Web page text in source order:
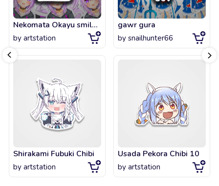
Nekomata Okayu smile - hololive
by artstation
Shirakami Fubuki Chibi
by artstation
gawr gura
by snailhunter66
Usada Pekora Chibi 10
by artstation